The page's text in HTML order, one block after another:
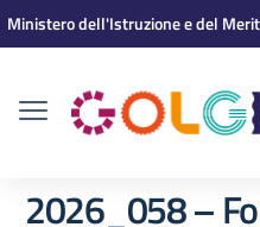
Vai ai contenuti
Vai al menu di navigazione
Vai al footer
Ministero dell'Istruzione e del
2026_058 –